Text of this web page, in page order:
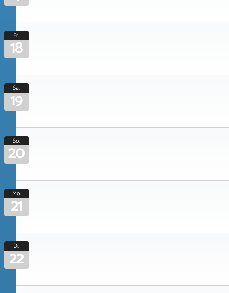
Fr.
18
Sa.
19
So.
20
Mo.
21
Di.
22